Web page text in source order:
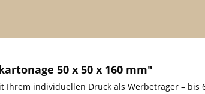
50 x 50 x 160 mm"
individuellen Druck als Werbeträger –